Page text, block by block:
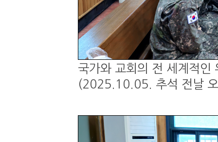
국가와 교회의 전 세계적인
(2025.10.05. 추석 전날